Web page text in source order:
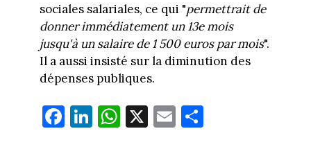
sociales salariales, ce qui "permettrait de
donner immédiatement un 13e mois
jusqu'à un salaire de 1 500 euros par mois".
Il a aussi insisté sur la diminution des
dépenses publiques.
Fa
ce
Li
nk
W
ha
X E
m
Pa